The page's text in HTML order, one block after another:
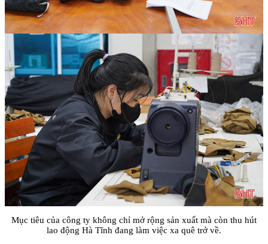
Mục tiêu của công ty không chỉ mở rộng sản xuất mà còn thu hút
lao động Hà Tĩnh đang làm việc xa quê trở về.